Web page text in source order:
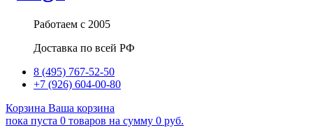
Работаем с 2005
Доставка по всей РФ
8 (495) 767-52-50
+7 (926) 604-00-80
Корзина Ваша корзина
пока пуста 0 товаров на сумму 0 руб.